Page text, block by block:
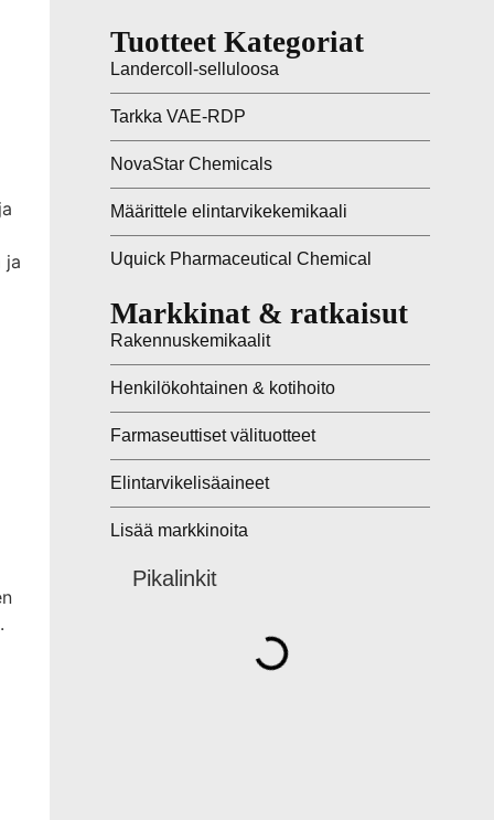
ja
Tuotteet Kategoriat
Landercoll-selluloosa
Tarkka VAE-RDP
NovaStar Chemicals
Määrittele elintarvikekemikaali
Uquick Pharmaceutical Chemical
Markkinat & ratkaisut
Rakennuskemikaalit
Henkilökohtainen & kotihoito
Farmaseuttiset välituotteet
Elintarvikelisäaineet
Lisää markkinoita
Pikalinkit